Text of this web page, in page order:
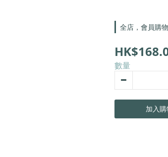
全店，會員購
數量
加入